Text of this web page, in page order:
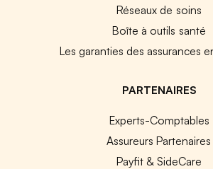
Réseaux de soins
Boîte à outils santé
Les garanties des assurances
PARTENAIRES
Experts-Comptables
Assureurs Partenaires
Payfit & SideCare